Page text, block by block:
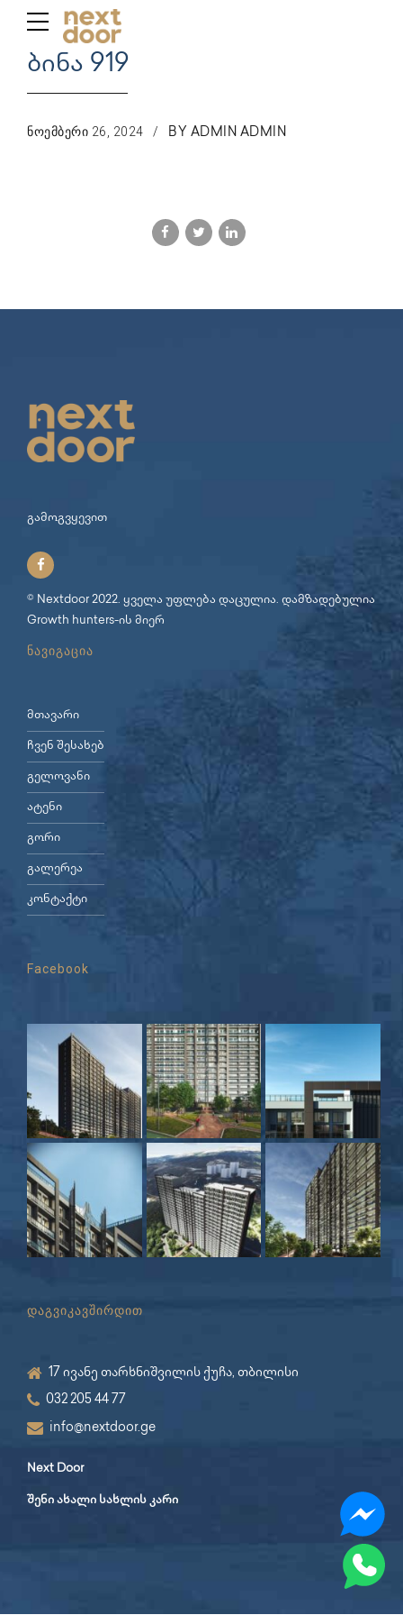
ბინა 919
ᲜᲝᲔᲛᲑᲔᲠᲘ 26, 2024 BY ADMIN ADMIN
გამოგვყევით
© Nextdoor 2022. ყველა უფლება დაცულია. დამზადებულია
Growth hunters-ის მიერ
ნავიგაცია
მთავარი
ჩვენ შესახებ
გელოვანი
ატენი
გორი
გალერეა
კონტაქტი
Facebook
დაგვიკავშირდით
17 ივანე თარხნიშვილის ქუჩა, თბილისი
032 205 44 77
info@nextdoor.ge
Next Door
შენი ახალი სახლის კარი